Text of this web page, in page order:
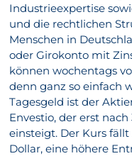
Industrieexpertise
und die rechtlichen
Menschen in
oder Girokonto mit
können wochentags
denn ganz so einfach
Tagesgeld ist der
Envestio, der erst
einsteigt. Der Kurs
Dollar, eine höhere